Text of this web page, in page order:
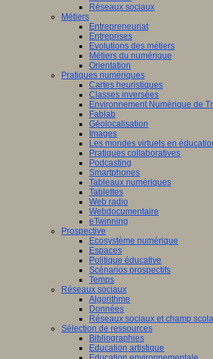
Réseaux sociaux
Métiers
Entrepreneuriat
Entreprises
Evolutions des métiers
Métiers du numérique
Orientation
Pratiques numériques
Cartes heuristiques
Classes inversées
Environnement Numérique de
Fablab
Géolocalisation
Images
Les mondes virtuels en
Pratiques collaboratives
Podcasting
Smartphones
Tableaux numériques
Tablettes
Web radio
Webdocumentaire
eTwinning
Prospective
Ecosystème numérique
Espaces
Politique éducative
Scénarios prospectifs
Temps
Réseaux sociaux
Algorithme
Données
Réseaux sociaux et champ
Sélection de ressources
Bibliographies
Education artistique